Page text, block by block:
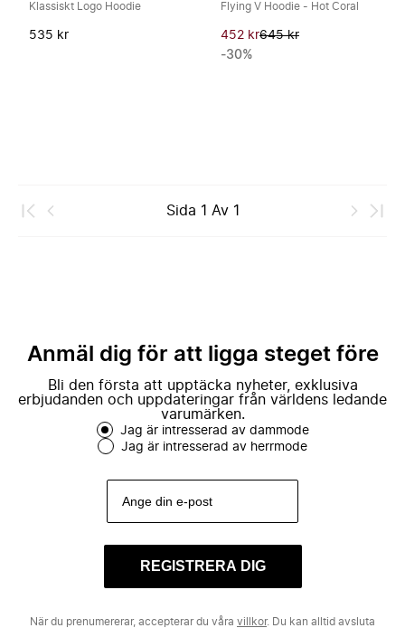
Klassiskt Logo Hoodie
535 kr
Flying V Hoodie - Hot Coral
452 kr645 kr
-30%
Sida 1 Av 1
Anmäl dig för att ligga steget före
Bli den första att upptäcka nyheter, exklusiva
erbjudanden och uppdateringar från världens ledande
varumärken.
Jag är intresserad av dammode
Jag är intresserad av herrmode
REGISTRERA DIG
När du prenumererar, accepterar du våra villkor. Du kan alltid avsluta